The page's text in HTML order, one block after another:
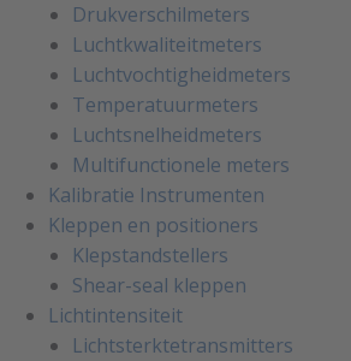
Drukverschilmeters
Luchtkwaliteitmeters
Luchtvochtigheidmeters
Temperatuurmeters
Luchtsnelheidmeters
Multifunctionele meters
Kalibratie Instrumenten
Kleppen en positioners
Klepstandstellers
Shear-seal kleppen
Lichtintensiteit
Lichtsterktetransmitters